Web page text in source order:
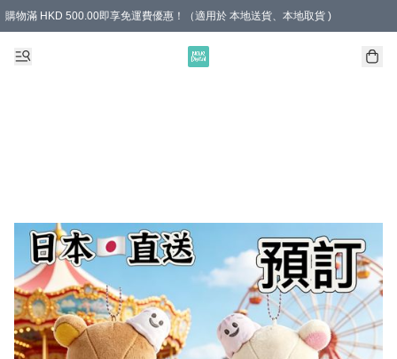
購物滿 HKD 500.00即享免運費優惠！（適用於 本地送貨、本地取貨 )